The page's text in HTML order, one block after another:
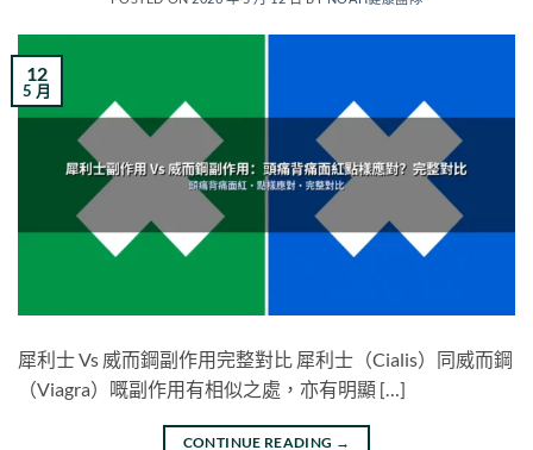
12
5 月
犀利士 Vs 威而鋼副作用完整對比 犀利士（Cialis）同威而鋼
（Viagra）嘅副作用有相似之處，亦有明顯 […]
CONTINUE READING →